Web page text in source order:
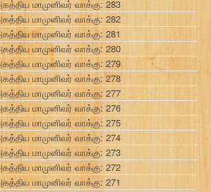
மாமுனிவர் வாக்கு: 283
மாமுனிவர் வாக்கு: 282
மாமுனிவர் வாக்கு: 281
மாமுனிவர் வாக்கு: 280
மாமுனிவர் வாக்கு: 279
மாமுனிவர் வாக்கு: 278
மாமுனிவர் வாக்கு: 277
மாமுனிவர் வாக்கு: 276
மாமுனிவர் வாக்கு: 275
மாமுனிவர் வாக்கு: 274
மாமுனிவர் வாக்கு: 273
மாமுனிவர் வாக்கு: 272
மாமுனிவர் வாக்கு: 271